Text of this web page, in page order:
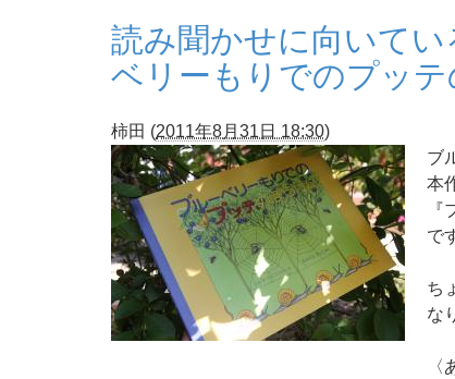
読み聞かせに
ベリーもりでのプッテ
柿田 (2011年8月31日 18:30)
ブ
本
で
ち
な
〈